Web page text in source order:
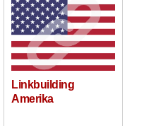
Linkbuilding
Amerika